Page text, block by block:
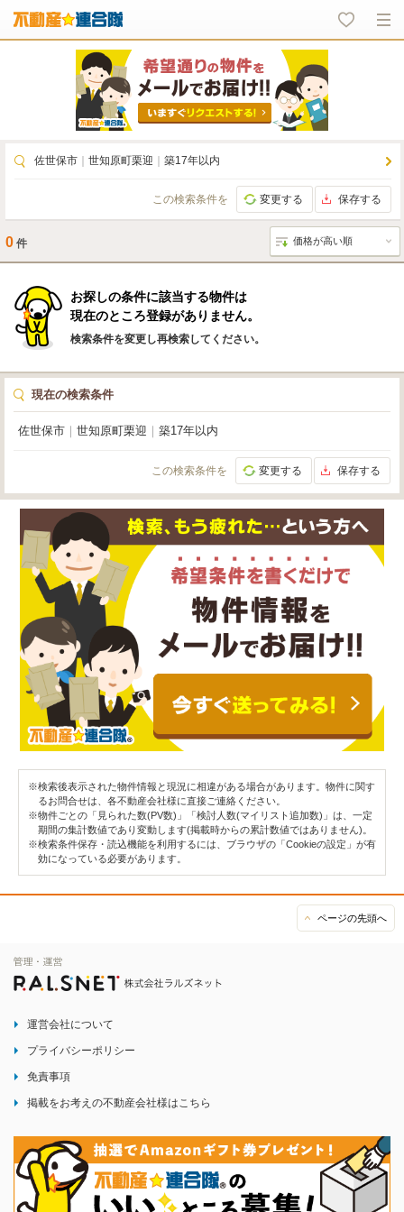
佐世保市 世知原町栗迎 築17年以内
この検索条件を 変更する 保存する
0 件
お探しの条件に該当する物件は
現在のところ登録がありません。
検索条件を変更し再検索してください。
現在の検索条件
佐世保市 世知原町栗迎 築17年以内
この検索条件を 変更する 保存する
※検索後表示された物件情報と現況に相違がある場合があります。物件に関す
るお問合せは、各不動産会社様に直接ご連絡ください。
※物件ごとの「見られた数(PV数)」「検討人数(マイリスト追加数)」は、一定
期間の集計数値であり変動します(掲載時からの累計数値ではありません)。
※検索条件保存・読込機能を利用するには、ブラウザの「Cookieの設定」が有
効になっている必要があります。
ページの先頭へ
運営会社について
プライバシーポリシー
免責事項
掲載をお考えの不動産会社様はこちら